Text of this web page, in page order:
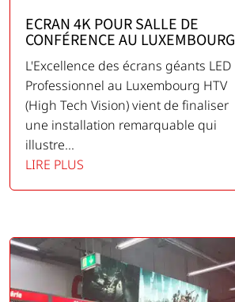
ECRAN 4K POUR SALLE DE
CONFÉRENCE AU LUXEMBOURG
L'Excellence des écrans géants LED
Professionnel au Luxembourg HTV
(High Tech Vision) vient de finaliser
une installation remarquable qui
illustre...
LIRE PLUS